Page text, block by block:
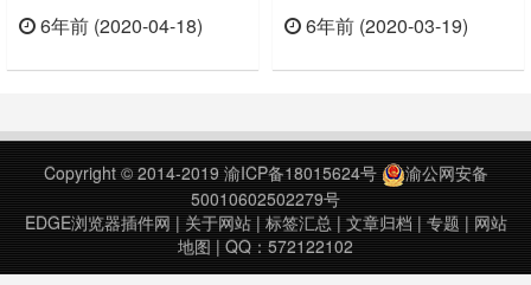
价、检查价格等实用工具的浏览器插
so……
6年前 (2020-04-18)
Free stock counter for Amazon
6年前 (2020-03-19)
Copyright © 2014-2019 渝ICP备18015624号
渝公网安备
50010602502279号
EDGE浏览器插件网 | 关于网站| 标签汇总| 文章归档 | 专题 | 网站
地图 | QQ：572122102